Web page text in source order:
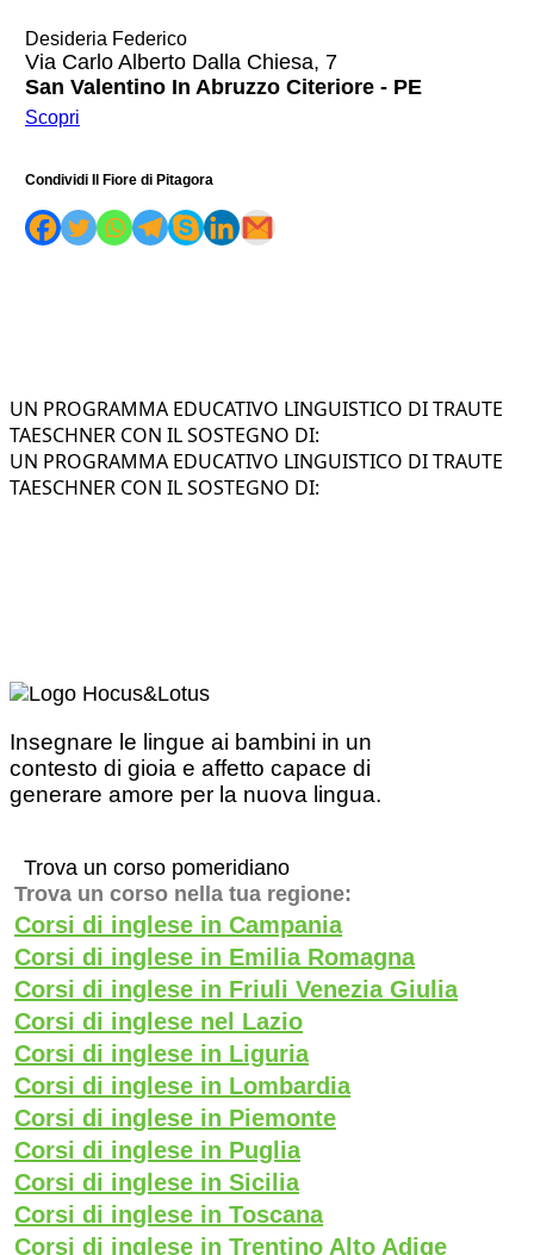
Desideria Federico
Via Carlo Alberto Dalla Chiesa, 7
San Valentino In Abruzzo Citeriore - PE
Scopri
Condividi Il Fiore di Pitagora
UN PROGRAMMA EDUCATIVO LINGUISTICO DI TRAUTE
TAESCHNER CON IL SOSTEGNO DI:
UN PROGRAMMA EDUCATIVO LINGUISTICO DI TRAUTE
TAESCHNER CON IL SOSTEGNO DI:
Insegnare le lingue ai bambini in un
contesto di gioia e affetto capace di
generare amore per la nuova lingua.
Trova un corso pomeridiano
Trova un corso nella tua regione:
Corsi di inglese in Campania
Corsi di inglese in Emilia Romagna
Corsi di inglese in Friuli Venezia Giulia
Corsi di inglese nel Lazio
Corsi di inglese in Liguria
Corsi di inglese in Lombardia
Corsi di inglese in Piemonte
Corsi di inglese in Puglia
Corsi di inglese in Sicilia
Corsi di inglese in Toscana
Corsi di inglese in Trentino Alto Adige